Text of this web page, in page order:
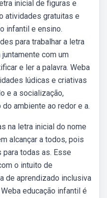
inicial de figuras e
atividades gratuitas e
infantil e ensino.
para trabalhar a letra
com um
e ler a palavra. Weba
lúdicas e criativas
e a socialização,
ambiente ao redor e a.
na letra inicial do nome
alcançar a todos, pois
todas as. Esse
o intuito de
de aprendizado inclusiva
educação infantil é